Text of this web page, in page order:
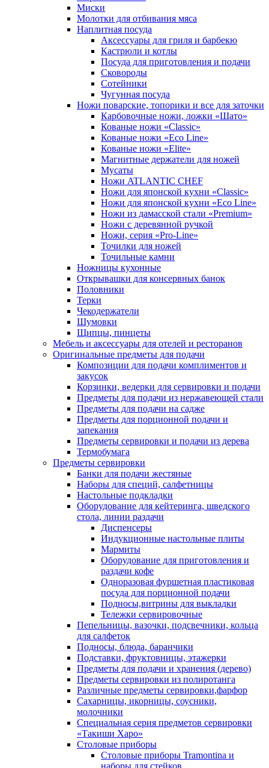
Миски
Молотки для отбивания мяса
Наплитная посуда
Аксессуары для гриля и барбекю
Кастрюли и котлы
Посуда для приготовления и подачи
Сковороды
Сотейники
Чугунная посуда
Ножи поварские, топорики и все для заточки
Карбовочные ножи, ложки «Шато»
Кованые ножи «Classic»
Кованые ножи «Eco Line»
Кованые ножи «Elite»
Магнитные держатели для ножей
Мусаты
Ножи ATLANTIC CHEF
Ножи для японской кухни «Classic»
Ножи для японской кухни «Eco Line»
Ножи из дамасской стали «Premium»
Ножи с деревянной ручкой
Ножи, серия «Pro-Line»
Точилки для ножей
Точильные камни
Ножницы кухонные
Открывашки для консервных банок
Половники
Терки
Чекодержатели
Шумовки
Щипцы, пинцеты
Мебель и аксессуары для отелей и ресторанов
Оригинальные предметы для подачи
Композиции для подачи комплиментов и
закусок
Корзинки, ведерки для сервировки и подачи
Предметы для подачи из нержавеющей стали
Предметы для подачи на садже
Предметы для порционной подачи и
запекания
Предметы сервировки и подачи из дерева
Термобумага
Предметы сервировки
Банки для подачи жестяные
Наборы для специй, салфетницы
Настольные подкладки
Оборудование для кейтеринга, шведского
стола, линии раздачи
Диспенсеры
Индукционные настольные плиты
Мармиты
Оборудование для приготовления и
раздачи кофе
Одноразовая фуршетная пластиковая
посуда для порционной подачи
Подносы,витрины для выкладки
Тележки сервировочные
Пепельницы, вазочки, подсвечники, кольца
для салфеток
Подносы, блюда, баранчики
Подставки, фруктовницы, этажерки
Предметы для подачи и хранения (дерево)
Предметы сервировки из полиротанга
Различные предметы сервировки,фарфор
Сахарницы, икорницы, соусники,
молочники
Специальная серия предметов сервировки
«Такиши Харо»
Столовые приборы
Столовые приборы Trаmоntina и
наборы для стейков